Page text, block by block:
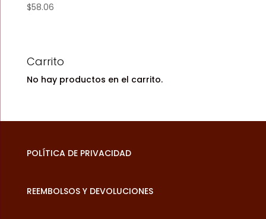
$58.06
Carrito
No hay productos en el carrito.
POLÍTICA DE PRIVACIDAD
REEMBOLSOS Y DEVOLUCIONES